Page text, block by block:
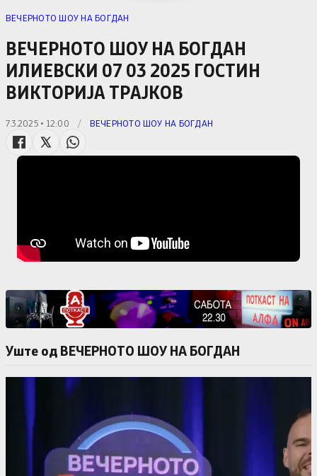
ВЕЧЕРНОТО ШОУ НА БОГДАН
ВЕЧЕРНОТО ШОУ НА БОГДАН
ИЛИЕВСКИ 07 03 2025 ГОСТИН
ВИКТОРИЈА ТРАЈКОВ
7.3.2025 • 12:00 / ВЕЧЕРНОТО ШОУ НА БОГДАН
Уште од ВЕЧЕРНОТО ШОУ НА БОГДАН